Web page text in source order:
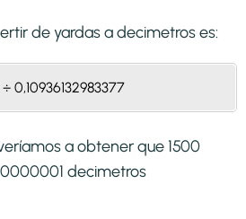
deyardas a decimetroses:
0,10936132983377
a obtener que 1500
decimetros